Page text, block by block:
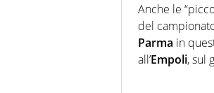
Anche le
del
Parma in
all’Empoli, sul